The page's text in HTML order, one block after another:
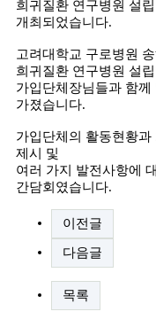
희귀질환 연구병원 설
개최되었습니다.
고려대학교 구로병원
희귀질환 연구병원 설
가입단체장님들과 함
가졌습니다.
가입단체의 활동현황과
제시 및
여러 가지 발전사항에
간담회였습니다.
이전글
다음글
목록